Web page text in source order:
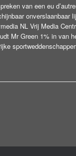
van een eu
onverslaanbaar
NL Vrij Media
Mr Green 1% in van